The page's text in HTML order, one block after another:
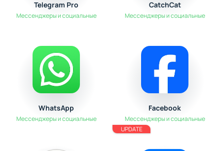
Telegram Pro
Мессенджеры и социальные
CatchCat
Мессенджеры и социальные
WhatsApp
Мессенджеры и социальные
Facebook
Мессенджеры и социальные
UPDATE